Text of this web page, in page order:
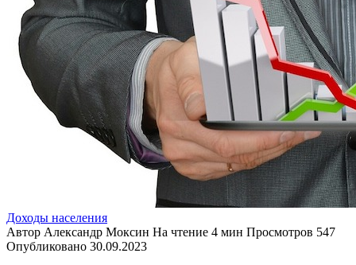
Доходы населения
Автор Александр Моксин На чтение 4 мин Просмотров 547
Опубликовано 30.09.2023